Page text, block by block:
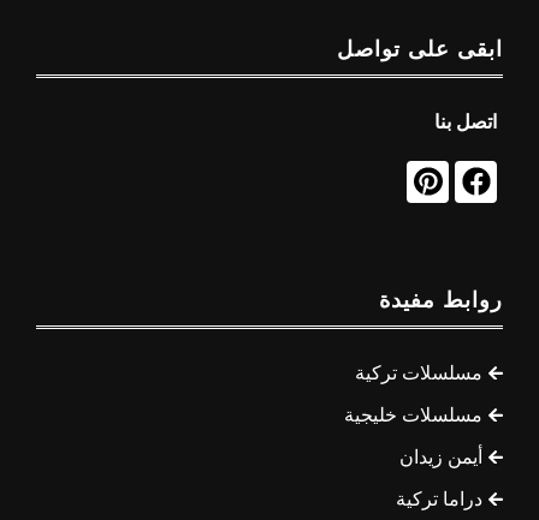
ابقى على تواصل
اتصل بنا
روابط مفيدة
مسلسلات تركية
مسلسلات خليجية
أيمن زيدان
دراما تركية